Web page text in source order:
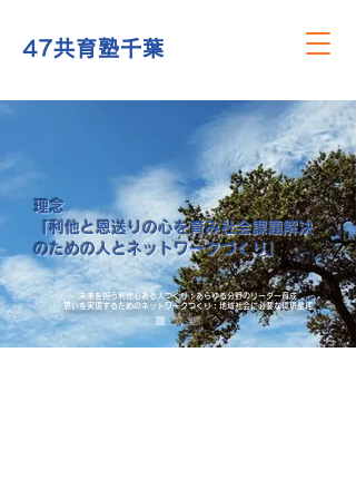
47共育塾千葉
理念
​「利他と恩送りの心を育み社会課題解決
のための人とネットワークづくり」
​未来を担う利他心ある人つくり：あらゆる分野のリーダー育成
​思いを実現するためのネットワークつくり：地域社会に必要な環境整理